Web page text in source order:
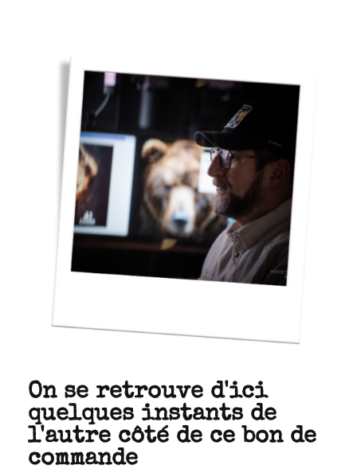
On se retrouve d'ici
quelques instants de
l'autre côté de ce bon de
commande